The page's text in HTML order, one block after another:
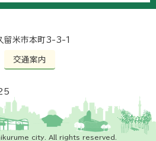
米市本町3-3-1
交通案内
city. All rights reserved.